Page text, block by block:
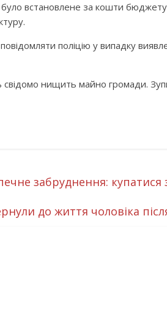
встановлене за кошти бюджету,
поліцію у випадку
нищить майно громади.
забруднення:
до життя чоловіка